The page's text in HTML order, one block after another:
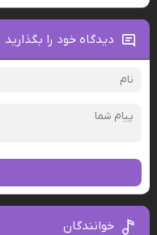
دیدگاه خود را بگذارید
خوانندگان